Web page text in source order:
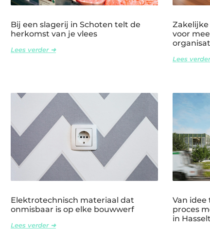
Bij een slagerij in Schoten telt de
herkomst van je vlees
Lees verder ➜
voor
Lees
Elektrotechnisch materiaal dat
onmisbaar is op elke bouwwerf
Lees verder ➜
Van idee
proces
in